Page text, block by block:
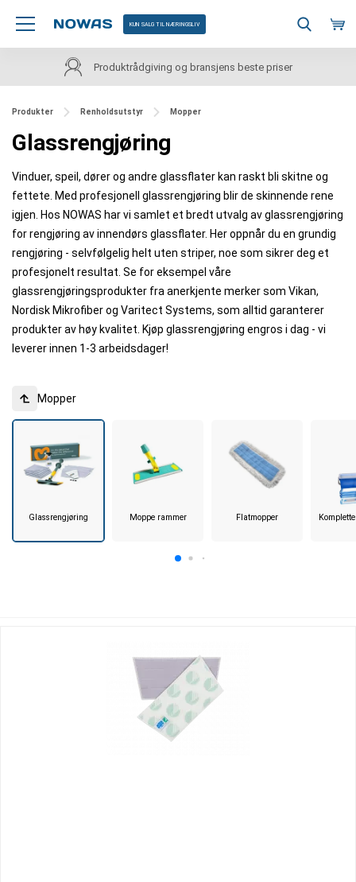
KUN SALG TIL NÆRINGSLIV
Produktrådgiving og bransjens beste priser
Produkter Renholdsutstyr Mopper
Glassrengjøring
Vinduer, speil, dører og andre glassflater kan raskt bli skitne og
fettete. Med profesjonell glassrengjøring blir de skinnende rene
igjen. Hos NOWAS har vi samlet et bredt utvalg av glassrengjøring
for rengjøring av innendørs glassflater. Her oppnår du en grundig
rengjøring - selvfølgelig helt uten striper, noe som sikrer deg et
profesjonelt resultat. Se for eksempel våre
glassrengjøringsprodukter fra anerkjente merker som Vikan,
Nordisk Mikrofiber og Varitect Systems, som alltid garanterer
produkter av høy kvalitet. Kjøp glassrengjøring engros i dag - vi
leverer innen 1-3 arbeidsdager!
Mopper
Glassrengjøring Moppe rammer Flatmopper